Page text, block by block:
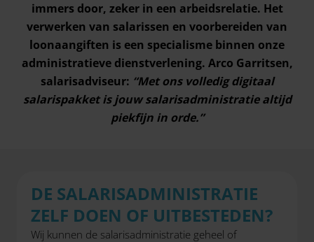
immers door, zeker in een arbeidsrelatie. Het
verwerken van salarissen en voorbereiden van
loonaangiften is een specialisme binnen onze
administratieve dienstverlening. Arco Garritsen,
salarisadviseur: “Met ons volledig digitaal
salarispakket is jouw salarisadministratie altijd
piekfijn in orde.”
DE SALARISADMINISTRATIE
ZELF DOEN OF UITBESTEDEN?
Wij kunnen de salarisadministratie geheel of